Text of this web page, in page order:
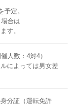
予定。
合は
す。
人数：4対4）
によっては男女差
分証（運転免許